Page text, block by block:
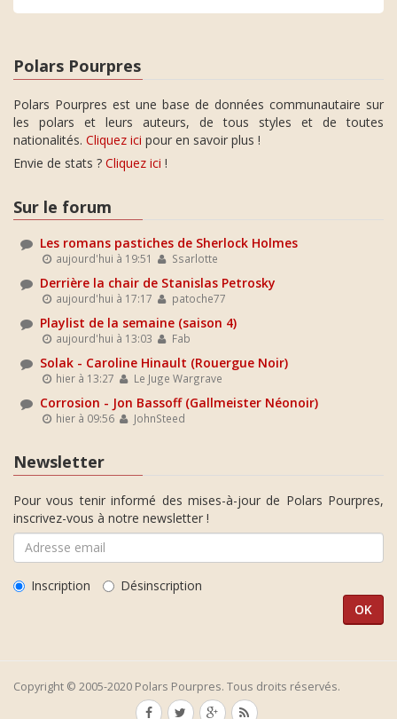
Polars Pourpres
Polars Pourpres est une base de données communautaire sur
les polars et leurs auteurs, de tous styles et de toutes
nationalités. Cliquez ici pour en savoir plus !
Envie de stats ? Cliquez ici !
Sur le forum
Les romans pastiches de Sherlock Holmes
aujourd'hui à 19:51 Ssarlotte
Derrière la chair de Stanislas Petrosky
aujourd'hui à 17:17 patoche77
Playlist de la semaine (saison 4)
aujourd'hui à 13:03 Fab
Solak - Caroline Hinault (Rouergue Noir)
hier à 13:27 Le Juge Wargrave
Corrosion - Jon Bassoff (Gallmeister Néonoir)
hier à 09:56 JohnSteed
Newsletter
Pour vous tenir informé des mises-à-jour de Polars Pourpres,
inscrivez-vous à notre newsletter !
Inscription Désinscription
Copyright © 2005-2020 Polars Pourpres. Tous droits réservés.